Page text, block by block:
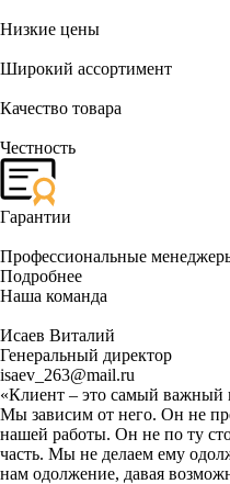
Низкие цены
Широкий ассортимент
Качество товара
Честность
Гарантии
Профессиональные
Подробнее
Наша команда
Исаев Виталий
Генеральный директор
isaev_263@mail.ru
«Клиент – это самый важный
Мы зависим от него. Он не
нашей работы. Он не по ту
часть. Мы не делаем ему
нам одолжение, давая